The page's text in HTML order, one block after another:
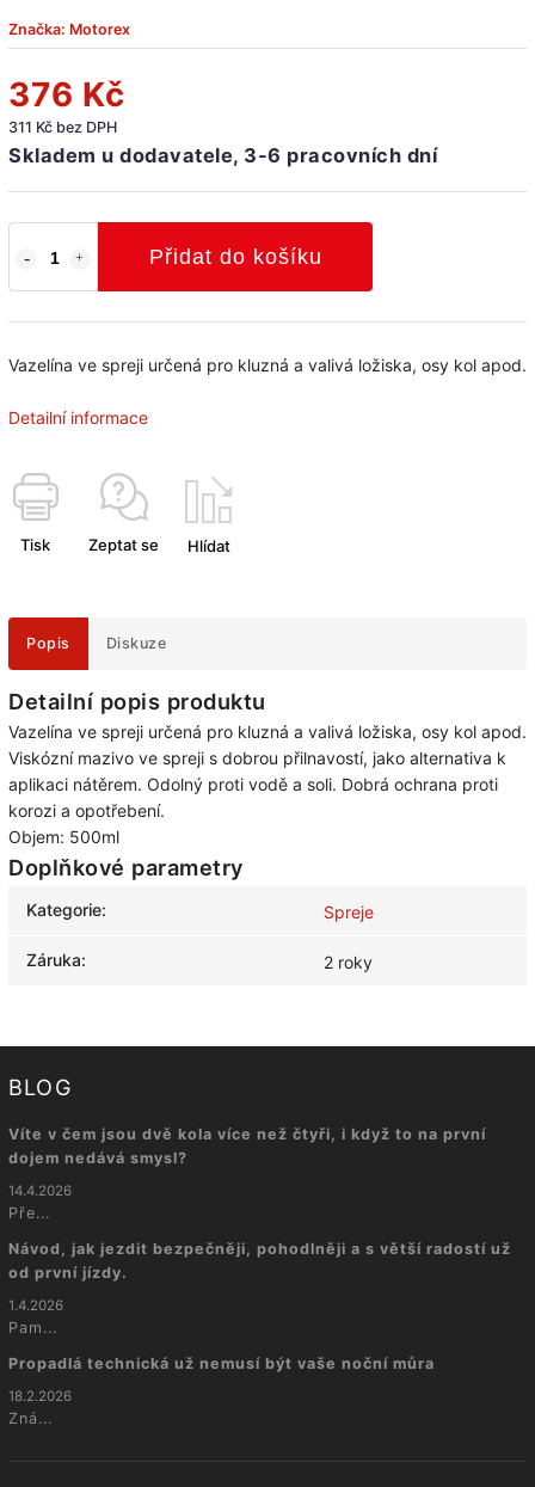
Značka: Motorex
376 Kč
311 Kč bez DPH
Skladem u dodavatele, 3-6 pracovních dní
Přidat do košíku
Vazelína ve spreji určená pro kluzná a valivá ložiska, osy kol apod.
Detailní informace
Tisk Zeptat se Hlídat
Popis Diskuze
Detailní popis produktu
Vazelína ve spreji určená pro kluzná a valivá ložiska, osy kol apod.
Viskózní mazivo ve spreji s dobrou přilnavostí, jako alternativa k
aplikaci nátěrem. Odolný proti vodě a soli. Dobrá ochrana proti
korozi a opotřebení.
Objem: 500ml
Doplňkové parametry
Kategorie: Spreje
Záruka: 2 roky
BLOG
Víte v čem jsou dvě kola více než čtyři, i když to na první
dojem nedává smysl?
14.4.2026
Pře...
Návod, jak jezdit bezpečněji, pohodlněji a s větší radostí už
od první jízdy.
1.4.2026
Pam...
Propadlá technická už nemusí být vaše noční můra
18.2.2026
Zná...